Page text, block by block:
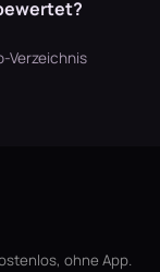
Verzeichnis
ohne App.